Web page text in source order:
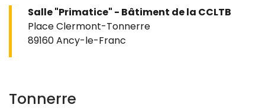
Salle "Primatice" - Bâtiment de la CCLTB
Place Clermont-Tonnerre
89160 Ancy-le-Franc
Tonnerre